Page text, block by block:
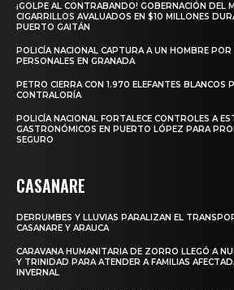
¡GOLPE AL CONTRABANDO! GOBERNACIÓN DEL
CIGARRILLOS AVALUADOS EN $10 MILLONES
PUERTO GAITÁN
POLICÍA NACIONAL CAPTURA A UN HOMBRE POR
PERSONALES EN GRANADA
PETRO CIERRA CON 1.970 ELEFANTES BLANCOS
CONTRALORÍA
POLICÍA NACIONAL FORTALECE CONTROLES A
GASTRONÓMICOS EN PUERTO LÓPEZ PARA
SEGURO
CASANARE
DERRUMBES Y LLUVIAS PARALIZAN EL
CASANARE Y ARAUCA
CARAVANA HUMANITARIA DE ZORRO LLEGÓ A
Y TRINIDAD PARA ATENDER A FAMILIAS
INVERNAL